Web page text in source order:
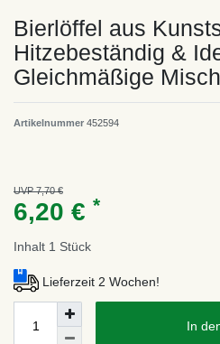
Bierlöffel aus
Hitzebeständig &
Gleichmäßige
Artikelnummer 452594
UVP 7,70 €
6,20 € *
Inhalt 1 Stück
Lieferzeit 2 Wochen!
In